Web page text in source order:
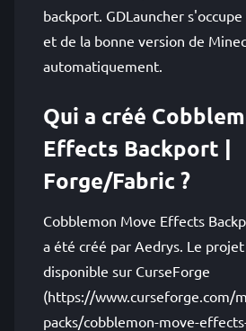
backport. GDLauncher
et de la bonne version de
automatiquement.
Qui a créé
Effects Backport |
Forge/Fabric ?
Cobblemon Move Effects
a été créé par Aedrys. Le
disponible sur CurseForge
(https://www.curseforge.com/
packs/cobblemon-move-